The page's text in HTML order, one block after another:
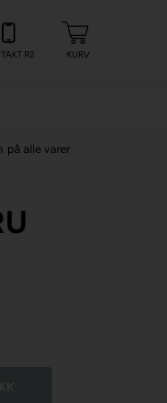
R2 KURV
på alle varer